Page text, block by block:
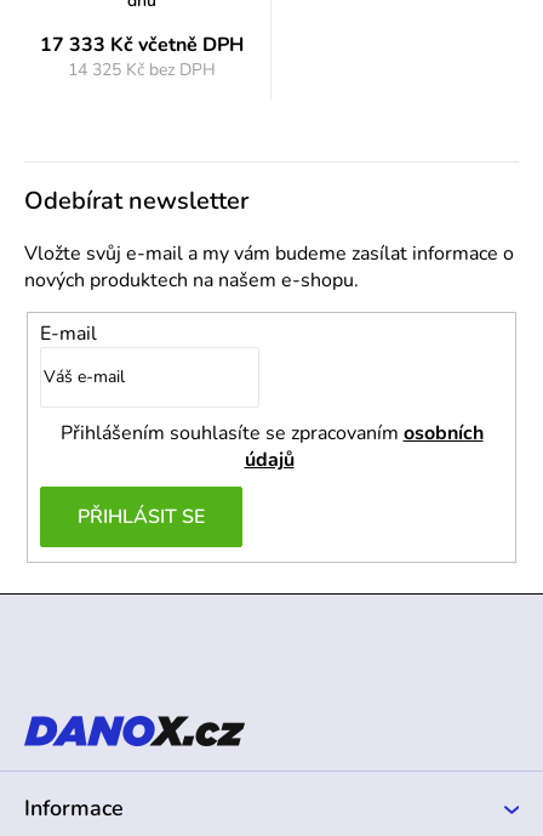
17 333 Kčvčetně DPH
14 325 Kč bez DPH
Odebírat newsletter
Vložte svůj e-mail a my vám budeme zasílat informace o
nových produktech na našem e-shopu.
E-mail
Přihlášením souhlasíte se zpracovaním osobních
údajů
PŘIHLÁSIT SE
t
Informace